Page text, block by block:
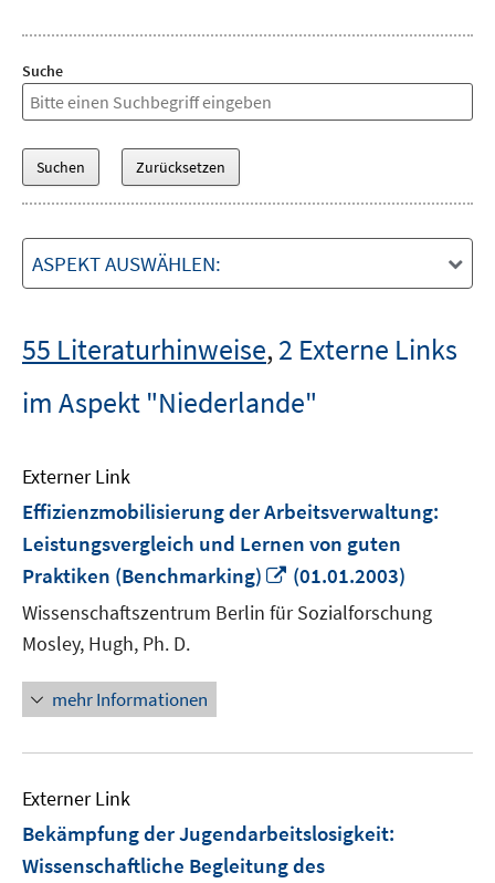
Suche
ASPEKT AUSWÄHLEN:
55 Literaturhinweise,2 Externe Links
im Aspekt "Niederlande"
Externer Link
Effizienzmobilisierung der Arbeitsverwaltung:
Leistungsvergleich und Lernen von guten
Praktiken (Benchmarking)
In
neuem
Fenster
(01.01.2003)
Wissenschaftszentrum Berlin für Sozialforschung
Mosley, Hugh, Ph. D.
mehr Informationen
Externer Link
Bekämpfung der Jugendarbeitslosigkeit:
Wissenschaftliche Begleitung des